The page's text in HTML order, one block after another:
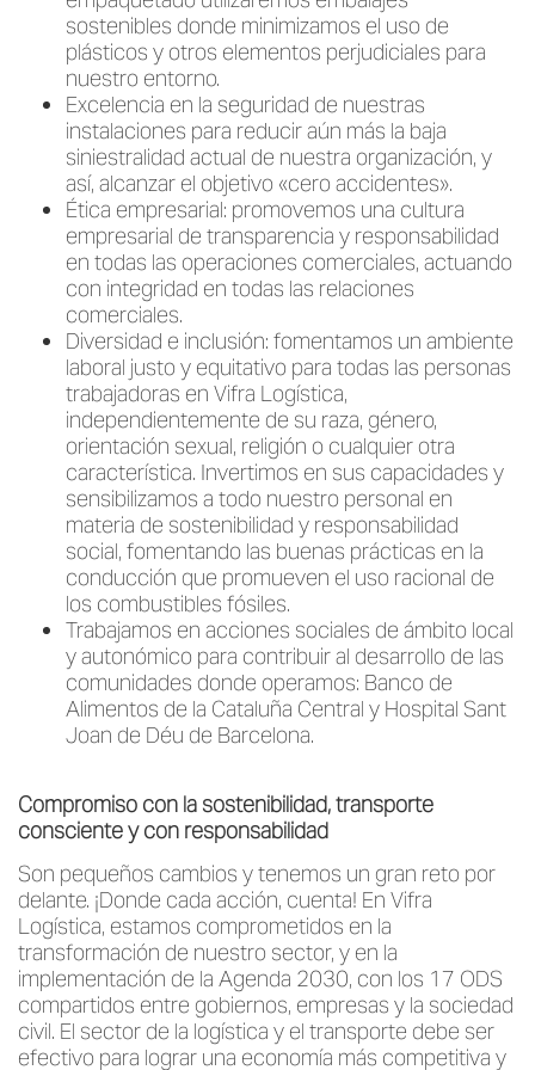
sostenibles donde minimizamos el uso de
plásticos y otros elementos perjudiciales para
nuestro entorno.
Excelencia en la seguridad de nuestras
instalaciones para reducir aún más la baja
siniestralidad actual de nuestra organización, y
así, alcanzar el objetivo «cero accidentes».
Ética empresarial: promovemos una cultura
empresarial de transparencia y responsabilidad
en todas las operaciones comerciales, actuando
con integridad en todas las relaciones
comerciales.
Diversidad e inclusión: fomentamos un ambiente
laboral justo y equitativo para todas las personas
trabajadoras en Vifra Logística,
independientemente de su raza, género,
orientación sexual, religión o cualquier otra
característica. Invertimos en sus capacidades y
sensibilizamos a todo nuestro personal en
materia de sostenibilidad y responsabilidad
social, fomentando las buenas prácticas en la
conducción que promueven el uso racional de
los combustibles fósiles.
Trabajamos en acciones sociales de ámbito local
y autonómico para contribuir al desarrollo de las
comunidades donde operamos: Banco de
Alimentos de la Cataluña Central y Hospital Sant
Joan de Déu de Barcelona.
Compromiso con la sostenibilidad, transporte
consciente y con responsabilidad
Son pequeños cambios y tenemos un gran reto por
delante. ¡Donde cada acción, cuenta! En Vifra
Logística, estamos comprometidos en la
transformación de nuestro sector, y en la
implementación de la Agenda 2030, con los 17 ODS
compartidos entre gobiernos, empresas y la sociedad
civil. El sector de la logística y el transporte debe ser
efectivo para lograr una economía más competitiva y